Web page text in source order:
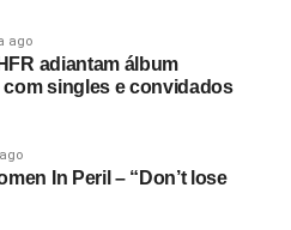
ago
adiantam álbum
singles e convidados
In Peril – “Don’t lose